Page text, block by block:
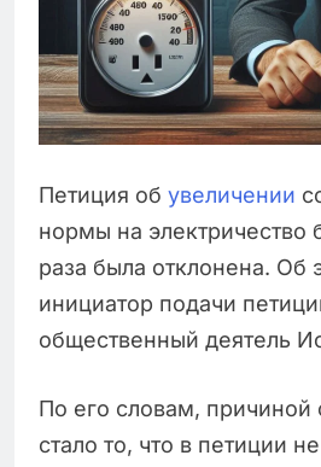
Петиция об увеличении
нормы на электричество
раза была отклонена. Об
инициатор подачи
общественный деятель
По его словам, причиной
стало то, что в петиции